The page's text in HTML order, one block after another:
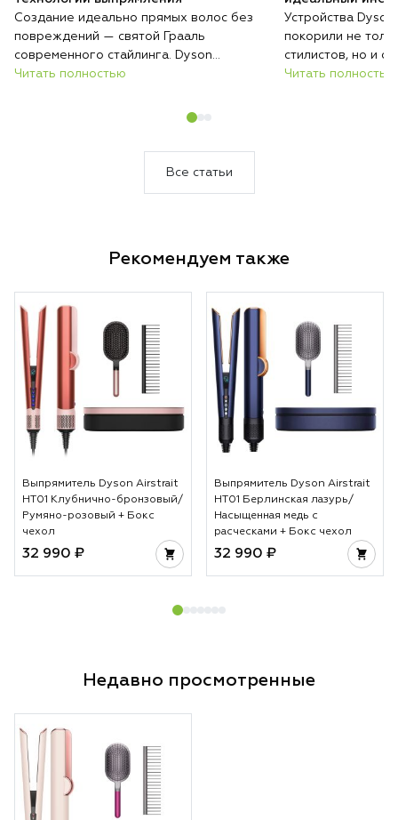
Создание идеально прямых волос без
повреждений — святой Грааль
современного стайлинга. Dyson
предлагает два принципиально разных
утюжок Corrale с революционными
воздуха. Разбираемся, какая технология
Читать полностью
Устройства
покорили не
стилистов, но и
красивых
Читать полностью
Все статьи
Рекомендуем также
Выпрямитель Dyson Airstrait
HT01 Клубнично-бронзовый/
Румяно-розовый + Бокс
чехол
32 990 ₽
Выпрямитель Dyson Airstrait
HT01 Берлинская лазурь/
Насыщенная медь с
расческами + Бокс чехол
32 990 ₽
Недавно просмотренные